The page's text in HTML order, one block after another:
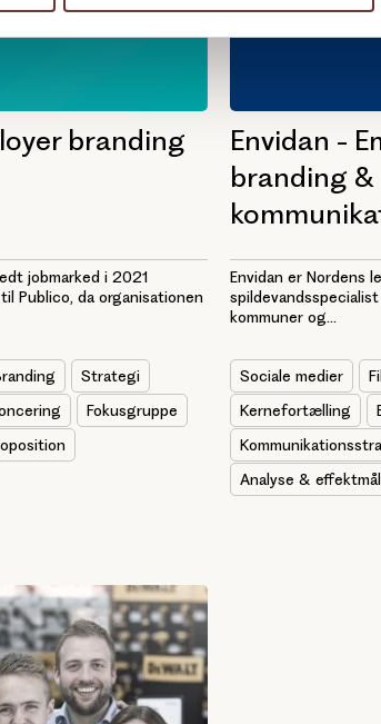
branding
jobmarked i 2021
Publico, da organisationen
Strategi
Fokusgruppe
Envidan -
branding &
Envidan er Nordens
kommuner og...
Sociale medier
Kernefortælling
Analyse &